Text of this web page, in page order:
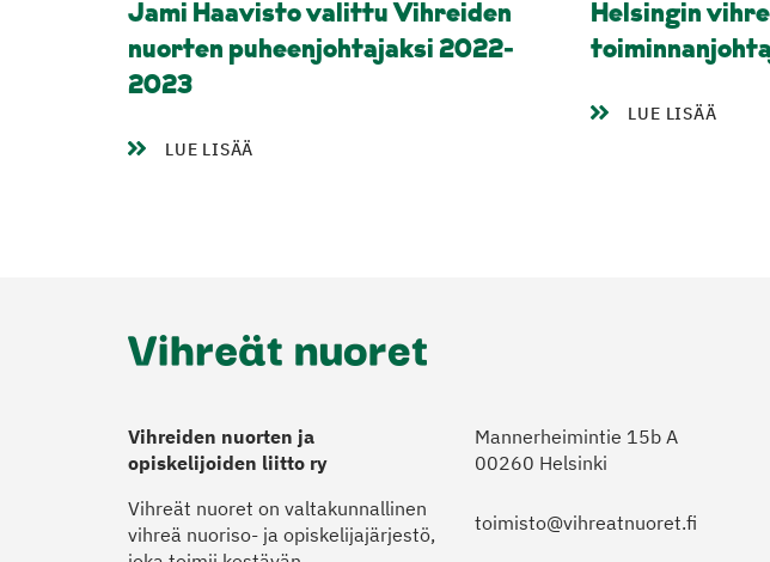
Jami Haavisto valittu Vihreiden
nuorten puheenjohtajaksi 2022-
2023
LUE LISÄÄ
Helsingin
LUE LISÄÄ
Vihreiden nuorten ja
opiskelijoiden liitto ry
Vihreät nuoret on valtakunnallinen
vihreä nuoriso- ja opiskelijajärjestö,
Mannerheimintie 15b A
00260 Helsinki
toimisto@vihreatnuoret.fi